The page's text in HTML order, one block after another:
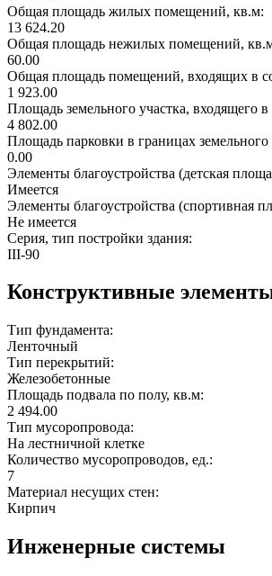
Общая площадь жилых помещений, кв.м:
13 624.20
Общая площадь нежилых помещений,
60.00
Общая площадь помещений, входящих в
1 923.00
Площадь земельного участка, входящего
4 802.00
Площадь парковки в границах земельного
0.00
Элементы благоустройства (детская
Имеется
Элементы благоустройства (спортивная
Не имеется
Серия, тип постройки здания:
III-90
Конструктивные
Тип фундамента:
Ленточный
Тип перекрытий:
Железобетонные
Площадь подвала по полу, кв.м:
2 494.00
Тип мусоропровода:
На лестничной клетке
Количество мусоропроводов, ед.:
7
Материал несущих стен:
Кирпич
Инженерные системы